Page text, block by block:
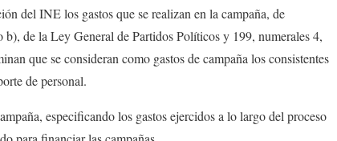
del INE los gastos que se realizan en la campaña, de
de la Ley General de Partidos Políticos y 199, numerales 4,
que se consideran como gastos de campaña los consistentes
de personal.
especificando los gastos ejercidos a lo largo del proceso